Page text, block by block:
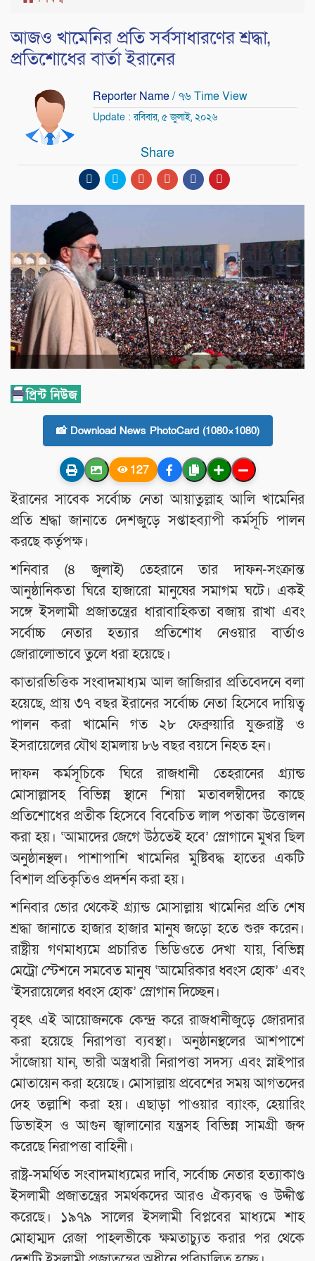
আজও খামেনির প্রতি সর্বসাধারণের শ্রদ্ধা,
প্রতিশোধের বার্তা ইরানের
Reporter Name/ ৭৬ Time View
Update : রবিবার, ৫ জুলাই, ২০২৬
Share
📸 Download News PhotoCard (1080×1080)
127
ইরানের সাবেক সর্বোচ্চ নেতা আয়াতুল্লাহ আলি খামেনির
প্রতি শ্রদ্ধা জানাতে দেশজুড়ে সপ্তাহব্যাপী কর্মসূচি পালন
করছে কর্তৃপক্ষ।
শনিবার (৪ জুলাই) তেহরানে তার দাফন-সংক্রান্ত
আনুষ্ঠানিকতা ঘিরে হাজারো মানুষের সমাগম ঘটে। একই
সঙ্গে ইসলামী প্রজাতন্ত্রের ধারাবাহিকতা বজায় রাখা এবং
সর্বোচ্চ নেতার হত্যার প্রতিশোধ নেওয়ার বার্তাও
জোরালোভাবে তুলে ধরা হয়েছে।
কাতারভিত্তিক সংবাদমাধ্যম আল জাজিরার প্রতিবেদনে বলা
হয়েছে, প্রায় ৩৭ বছর ইরানের সর্বোচ্চ নেতা হিসেবে দায়িত্ব
পালন করা খামেনি গত ২৮ ফেব্রুয়ারি যুক্তরাষ্ট্র ও
ইসরায়েলের যৌথ হামলায় ৮৬ বছর বয়সে নিহত হন।
দাফন কর্মসূচিকে ঘিরে রাজধানী তেহরানের গ্র্যান্ড
মোসাল্লাসহ বিভিন্ন স্থানে শিয়া মতাবলম্বীদের কাছে
প্রতিশোধের প্রতীক হিসেবে বিবেচিত লাল পতাকা উত্তোলন
করা হয়। ‘আমাদের জেগে উঠতেই হবে’ স্লোগানে মুখর ছিল
অনুষ্ঠানস্থল। পাশাপাশি খামেনির মুষ্টিবদ্ধ হাতের একটি
বিশাল প্রতিকৃতিও প্রদর্শন করা হয়।
শনিবার ভোর থেকেই গ্র্যান্ড মোসাল্লায় খামেনির প্রতি শেষ
শ্রদ্ধা জানাতে হাজার হাজার মানুষ জড়ো হতে শুরু করেন।
রাষ্ট্রীয় গণমাধ্যমে প্রচারিত ভিডিওতে দেখা যায়, বিভিন্ন
মেট্রো স্টেশনে সমবেত মানুষ ‘আমেরিকার ধ্বংস হোক’ এবং
‘ইসরায়েলের ধ্বংস হোক’ স্লোগান দিচ্ছেন।
বৃহৎ এই আয়োজনকে কেন্দ্র করে রাজধানীজুড়ে জোরদার
করা হয়েছে নিরাপত্তা ব্যবস্থা। অনুষ্ঠানস্থলের আশপাশে
সাঁজোয়া যান, ভারী অস্ত্রধারী নিরাপত্তা সদস্য এবং স্নাইপার
মোতায়েন করা হয়েছে। মোসাল্লায় প্রবেশের সময় আগতদের
দেহ তল্লাশি করা হয়। এছাড়া পাওয়ার ব্যাংক, হেয়ারিং
ডিভাইস ও আগুন জ্বালানোর যন্ত্রসহ বিভিন্ন সামগ্রী জব্দ
করেছে নিরাপত্তা বাহিনী।
রাষ্ট্র-সমর্থিত সংবাদমাধ্যমের দাবি, সর্বোচ্চ নেতার হত্যাকাণ্ড
ইসলামী প্রজাতন্ত্রের সমর্থকদের আরও ঐক্যবদ্ধ ও উদ্দীপ্ত
করেছে। ১৯৭৯ সালের ইসলামী বিপ্লবের মাধ্যমে শাহ
মোহাম্মদ রেজা পাহলভীকে ক্ষমতাচ্যুত করার পর থেকে